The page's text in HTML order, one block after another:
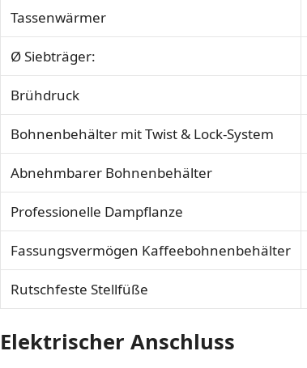
Tassenwärmer
Ø Siebträger:
Brühdruck
Bohnenbehälter mit Twist & Lock-System
Abnehmbarer Bohnenbehälter
Professionelle Dampflanze
Fassungsvermögen Kaffeebohnenbehälter
Rutschfeste Stellfüße
Elektrischer Anschluss